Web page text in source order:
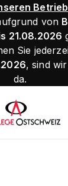
von
21.08.2026
Sie
, sind
da.